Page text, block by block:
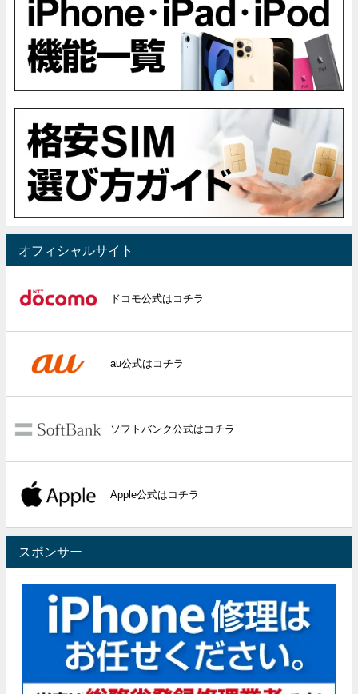
オフィシャルサイト
ドコモ公式はコチラ
au公式はコチラ
ソフトバンク公式はコチラ
Apple公式はコチラ
スポンサー